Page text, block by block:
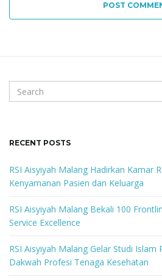
POST
e
c
k
e
y
w
o
r
d
RECENT POSTS
RSI Aisyiyah Malang Hadirkan Kamar
Kenyamanan Pasien dan Keluarga
RSI Aisyiyah Malang Bekali 100
Service Excellence
RSI Aisyiyah Malang Gelar Studi Islam
Dakwah Profesi Tenaga Kesehatan